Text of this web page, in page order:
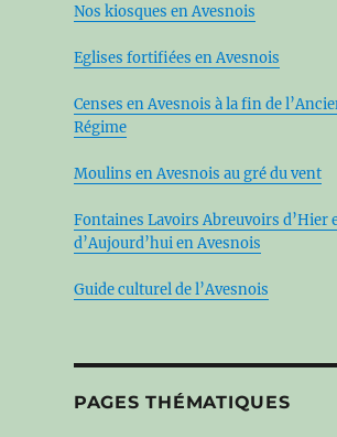
Nos kiosques en Avesnois
Eglises fortifiées en Avesnois
Censes en Avesnois à la fin de
Régime
Moulins en Avesnois au gré du vent
Fontaines Lavoirs Abreuvoirs d’Hier
d’Aujourd’hui en Avesnois
Guide culturel de l’Avesnois
PAGES THÉMATIQUES